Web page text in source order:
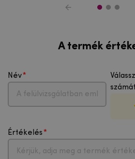
A termék
Név
számát
Értékelés